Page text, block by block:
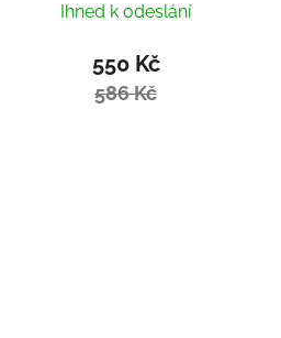
Ihned k odeslání
550 Kč
586 Kč